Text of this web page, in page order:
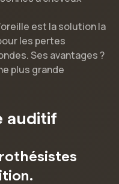
est la solution la
les pertes
Ses avantages ?
plus grande
auditif